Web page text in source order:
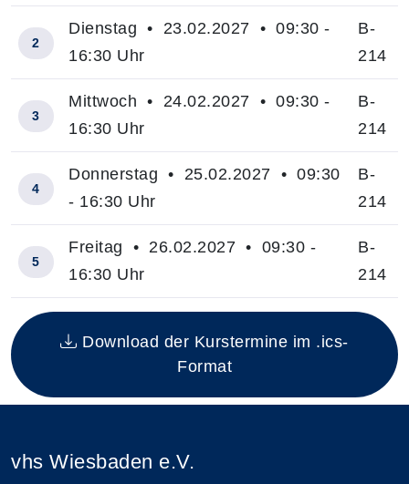
Insgesamt gibt es 5 Termine zum diesen Kurs
2
Dienstag • 23.02.2027 • 09:30 -
16:30 Uhr
B-
214
3
Mittwoch • 24.02.2027 • 09:30 -
16:30 Uhr
B-
214
4
Donnerstag • 25.02.2027 • 09:30
- 16:30 Uhr
B-
214
5
Freitag • 26.02.2027 • 09:30 -
16:30 Uhr
B-
214
Download der Kurstermine im .ics-
Format
vhs Wiesbaden e.V.